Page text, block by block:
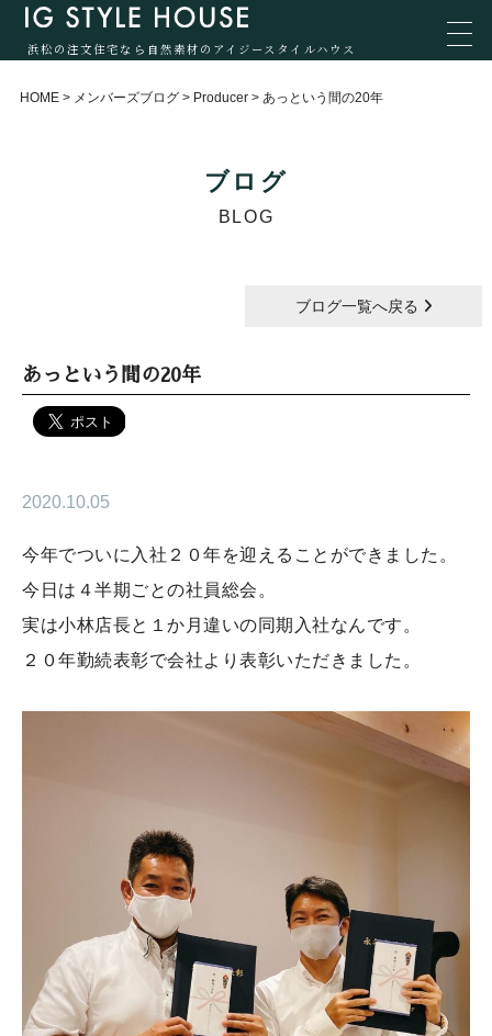
浜松の注文住宅なら自然素材のアイジースタイルハウス
HOME > メンバーズブログ > Producer > あっという間の20年
ブログ
BLOG
ブログ一覧へ戻る
あっという間の20年
2020.10.05
今年でついに入社２０年を迎えることができました。
今日は４半期ごとの社員総会。
実は小林店長と１か月違いの同期入社なんです。
２０年勤続表彰で会社より表彰いただきました。